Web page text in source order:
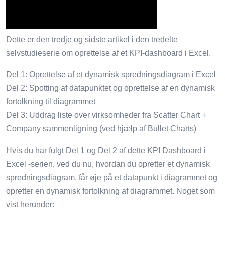
Dette er den tredje og sidste artikel i den tredelte
selvstudieserie om oprettelse af et KPI-dashboard i Excel.
Del 1: Oprettelse af et dynamisk spredningsdiagram i Excel
Del 2: Spotting af datapunktet og oprettelse af en dynamisk
fortolkning til diagrammet
Del 3: Uddrag liste over virksomheder fra Scatter Chart +
Company sammenligning (ved hjælp af Bullet Charts)
Hvis du har fulgt Del 1 og Del 2 af dette KPI Dashboard i
Excel -serien, ved du nu, hvordan du opretter et dynamisk
spredningsdiagram, får øje på et datapunkt i diagrammet og
opretter en dynamisk fortolkning af diagrammet. Noget som
vist herunder: